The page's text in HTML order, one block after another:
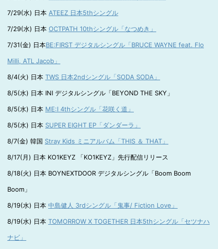
7/29(水) 日本 ATEEZ 日本5thシングル
7/29(水) 日本 OCTPATH 10thシングル「なつめき」
7/31(金) 日本BE:FIRST デジタルシングル「BRUCE WAYNE feat. Flo
Milli, ATL Jacob」
8/4(火) 日本 TWS 日本2ndシングル「SODA SODA」
8/5(水) 日本 INI デジタルシングル「BEYOND THE SKY」
8/5(水) 日本 ME:I 4thシングル「花咲く道」
8/5(水) 日本 SUPER EIGHT EP「ダンダーラ」
8/7(金) 韓国 Stray Kids ミニアルバム「THIS ＆ THAT」
8/17(月) 日本 KO1KEYZ 「KO1KEYZ」先行配信リリース
8/18(火) 日本 BOYNEXTDOOR デジタルシングル「Boom Boom
Boom」
8/19(水) 日本 中島健人 3rdシングル「鬼事/ Fiction Love」
8/19(水) 日本 TOMORROW X TOGETHER 日本5thシングル「セツナハ
ナビ」